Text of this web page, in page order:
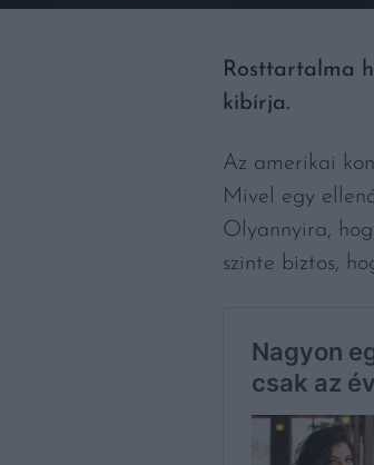
Rosttartalma
kibírja.
Az amerikai
Mivel egy
Olyannyira,
szinte biztos,